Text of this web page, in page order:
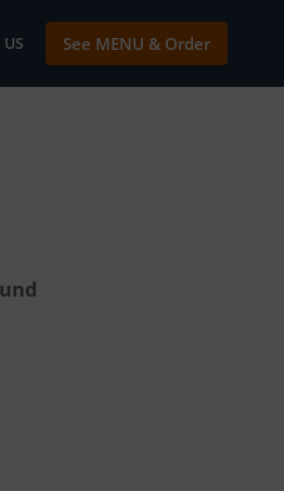
See MENU & Order